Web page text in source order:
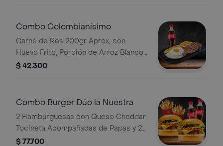
Combo Colombianísimo
Carne de Res 200gr Aprox, con
Huevo Frito, Porción de Arroz Blanco,
Papa Francesa y Chimichurri. Bebida
$ 42.300
Combo Burger Dúo la Nuestra
2 Hamburguesas con Queso Cheddar,
Tocineta Acompañadas de Papas y 2
Bebida
$ 77.700